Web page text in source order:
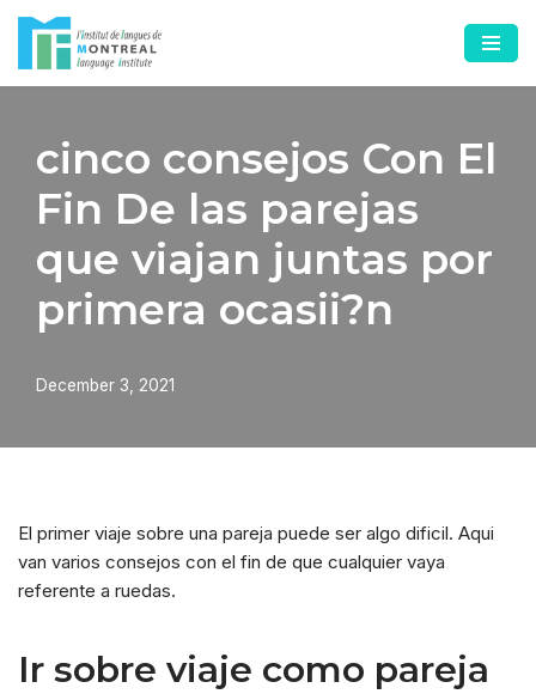
Skip
to
cinco consejos Con El
Fin De las parejas
que viajan juntas por
primera ocasii?n
December 3, 2021
El primer viaje sobre una pareja puede ser algo dificil. Aqui
van varios consejos con el fin de que cualquier vaya
referente a ruedas.
Ir sobre viaje como pareja